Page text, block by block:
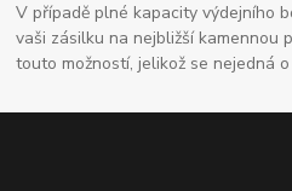
V případě plné kapacity výdejního
vaši zásilku na nejbližší kamennou
touto možností, jelikož se nejedná